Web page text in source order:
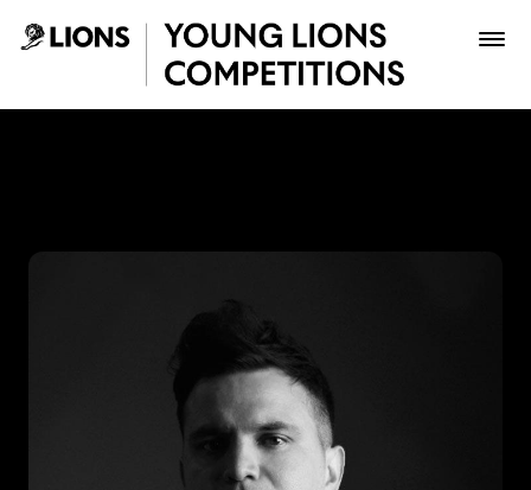
Saltar al contenido principal
Inscribir
Boletería